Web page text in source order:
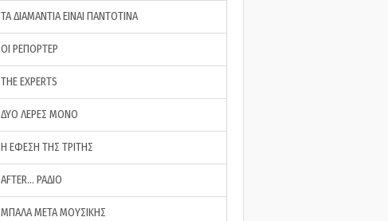
ΤΑ ΔΙΑΜΑΝΤΙΑ ΕΙΝΑΙ ΠΑΝΤΟΤΙΝΑ
ΟΙ ΡΕΠΟΡΤΕΡ
THE EXPERTS
ΔΥΟ ΛΕΡΕΣ ΜΟΝΟ
Η ΕΦΕΣΗ ΤΗΣ ΤΡΙΤΗΣ
AFTER… ΡΑΔΙΟ
ΜΠΑΛΑ ΜΕΤΑ ΜΟΥΣΙΚΗΣ